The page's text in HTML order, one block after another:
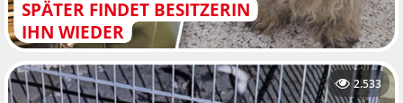
SPÄTER FINDET BESITZERIN
IHN WIEDER
2.533